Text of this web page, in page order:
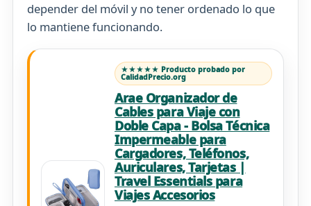
depender del móvil y no tener ordenado lo que
lo mantiene funcionando.
★★★★★ Producto probado por
CalidadPrecio.org
Arae Organizador de
Cables para Viaje con
Doble Capa - Bolsa Técnica
Impermeable para
Cargadores, Teléfonos,
Auriculares, Tarjetas |
Travel Essentials para
Viajes Accesorios